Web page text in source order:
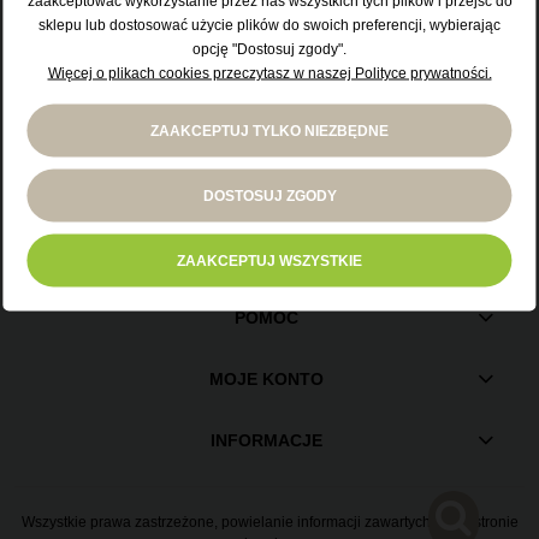
Wchodzę
KONTAKT
55 247 63 69
biuro@ndg24.pl
ZAKUPY
POMOC
MOJE KONTO
INFORMACJE
Wszystkie prawa zastrzeżone, powielanie informacji zawartych na tej stronie
sklepu lub dostosować użycie plików do swoich preferencji, wybierając
opcję "Dostosuj zgody".
Więcej o plikach cookies przeczytasz w naszej Polityce prywatności.
ZAAKCEPTUJ TYLKO NIEZBĘDNE
DOSTOSUJ ZGODY
ZAAKCEPTUJ WSZYSTKIE